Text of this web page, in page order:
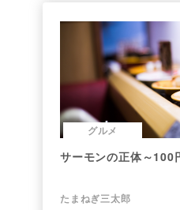
グルメ
サーモンの正体～100
たまねぎ三太郎